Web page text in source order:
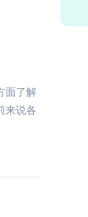
面了解
来说各